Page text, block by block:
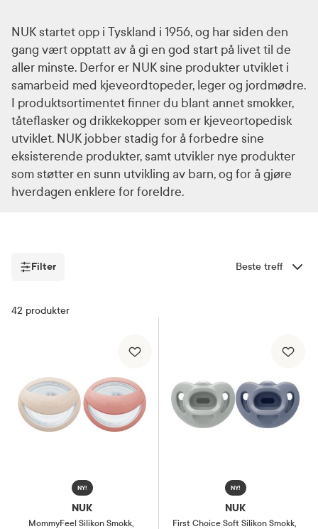
NUK startet opp i Tyskland i 1956, og har siden den
gang vært opptatt av å gi en god start på livet til de
aller minste. Derfor er NUK sine produkter utviklet i
samarbeid med kjeveordtopeder, leger og jordmødre.
I produktsortimentet finner du blant annet smokker,
tåteflasker og drikkekopper som er kjeveortopedisk
utviklet. NUK jobber stadig for å forbedre sine
eksisterende produkter, samt utvikler nye produkter
som støtter en sunn utvikling av barn, og for å gjøre
hverdagen enklere for foreldre.
Filter
Filter
42 produkter
NY!
NUK
MommyFeel Silikon Smokk,
NY!
NUK
First Choice Soft Silikon Smokk,